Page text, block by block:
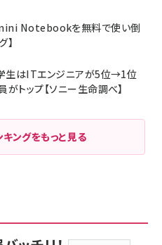
Notebookを無料で使い倒
】
生はITエンジニアが5位→1位
トップ【ソニー生命調べ】
ングをもっと見る